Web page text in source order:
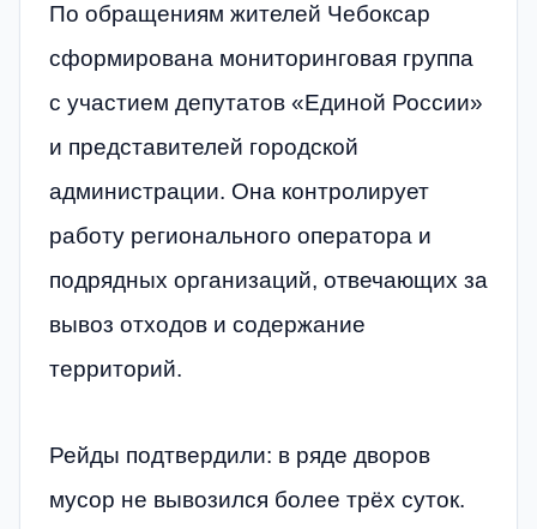
По обращениям жителей Чебоксар
сформирована мониторинговая группа
с участием депутатов «Единой России»
и представителей городской
администрации. Она контролирует
работу регионального оператора и
подрядных организаций, отвечающих за
вывоз отходов и содержание
территорий.
Рейды подтвердили: в ряде дворов
мусор не вывозился более трёх суток.